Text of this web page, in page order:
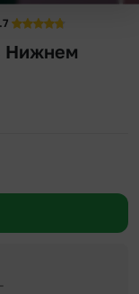
Нижнем